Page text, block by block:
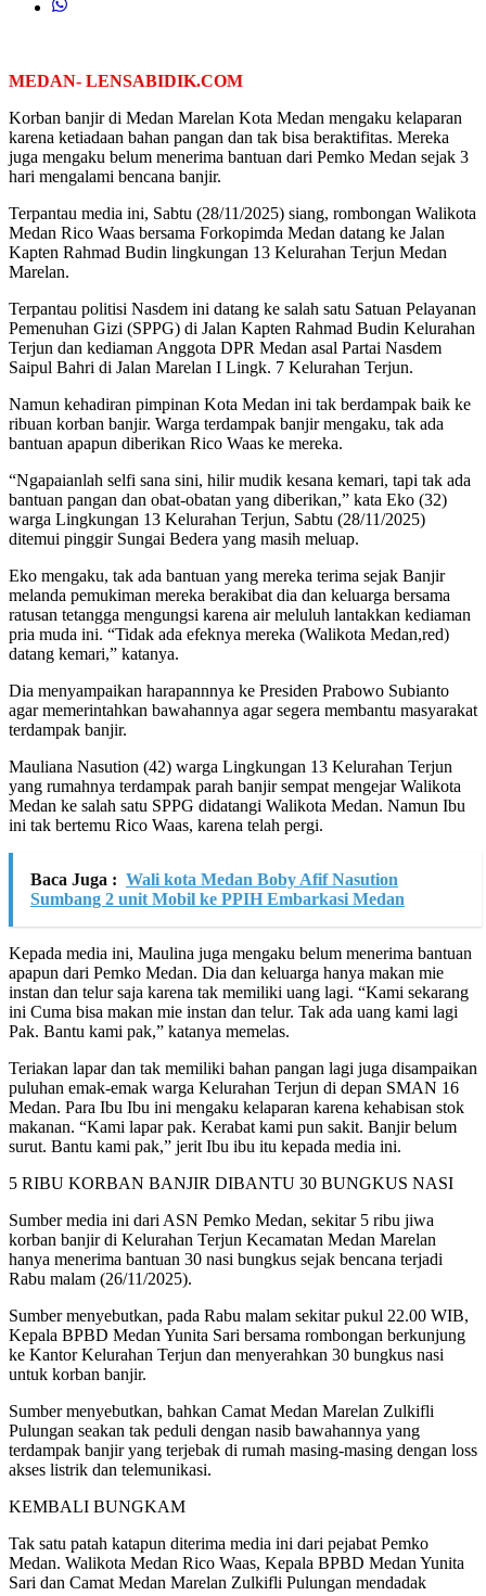
MEDAN- LENSABIDIK.COM
Korban banjir di Medan Marelan Kota Medan mengaku kelaparan
karena ketiadaan bahan pangan dan tak bisa beraktifitas. Mereka
juga mengaku belum menerima bantuan dari Pemko Medan sejak 3
hari mengalami bencana banjir.
Terpantau media ini, Sabtu (28/11/2025) siang, rombongan Walikota
Medan Rico Waas bersama Forkopimda Medan datang ke Jalan
Kapten Rahmad Budin lingkungan 13 Kelurahan Terjun Medan
Marelan.
Terpantau politisi Nasdem ini datang ke salah satu Satuan Pelayanan
Pemenuhan Gizi (SPPG) di Jalan Kapten Rahmad Budin Kelurahan
Terjun dan kediaman Anggota DPR Medan asal Partai Nasdem
Saipul Bahri di Jalan Marelan I Lingk. 7 Kelurahan Terjun.
Namun kehadiran pimpinan Kota Medan ini tak berdampak baik ke
ribuan korban banjir. Warga terdampak banjir mengaku, tak ada
bantuan apapun diberikan Rico Waas ke mereka.
“Ngapaianlah selfi sana sini, hilir mudik kesana kemari, tapi tak ada
bantuan pangan dan obat-obatan yang diberikan,” kata Eko (32)
warga Lingkungan 13 Kelurahan Terjun, Sabtu (28/11/2025)
ditemui pinggir Sungai Bedera yang masih meluap.
Eko mengaku, tak ada bantuan yang mereka terima sejak Banjir
melanda pemukiman mereka berakibat dia dan keluarga bersama
ratusan tetangga mengungsi karena air meluluh lantakkan kediaman
pria muda ini. “Tidak ada efeknya mereka (Walikota Medan,red)
datang kemari,” katanya.
Dia menyampaikan harapannnya ke Presiden Prabowo Subianto
agar memerintahkan bawahannya agar segera membantu masyarakat
terdampak banjir.
Mauliana Nasution (42) warga Lingkungan 13 Kelurahan Terjun
yang rumahnya terdampak parah banjir sempat mengejar Walikota
Medan ke salah satu SPPG didatangi Walikota Medan. Namun Ibu
ini tak bertemu Rico Waas, karena telah pergi.
Baca Juga : Wali kota Medan Boby Afif Nasution
Sumbang 2 unit Mobil ke PPIH Embarkasi Medan
Kepada media ini, Maulina juga mengaku belum menerima bantuan
apapun dari Pemko Medan. Dia dan keluarga hanya makan mie
instan dan telur saja karena tak memiliki uang lagi. “Kami sekarang
ini Cuma bisa makan mie instan dan telur. Tak ada uang kami lagi
Pak. Bantu kami pak,” katanya memelas.
Teriakan lapar dan tak memiliki bahan pangan lagi juga disampaikan
puluhan emak-emak warga Kelurahan Terjun di depan SMAN 16
Medan. Para Ibu Ibu ini mengaku kelaparan karena kehabisan stok
makanan. “Kami lapar pak. Kerabat kami pun sakit. Banjir belum
surut. Bantu kami pak,” jerit Ibu ibu itu kepada media ini.
5 RIBU KORBAN BANJIR DIBANTU 30 BUNGKUS NASI
Sumber media ini dari ASN Pemko Medan, sekitar 5 ribu jiwa
korban banjir di Kelurahan Terjun Kecamatan Medan Marelan
hanya menerima bantuan 30 nasi bungkus sejak bencana terjadi
Rabu malam (26/11/2025).
Sumber menyebutkan, pada Rabu malam sekitar pukul 22.00 WIB,
Kepala BPBD Medan Yunita Sari bersama rombongan berkunjung
ke Kantor Kelurahan Terjun dan menyerahkan 30 bungkus nasi
untuk korban banjir.
Sumber menyebutkan, bahkan Camat Medan Marelan Zulkifli
Pulungan seakan tak peduli dengan nasib bawahannya yang
terdampak banjir yang terjebak di rumah masing-masing dengan loss
akses listrik dan telemunikasi.
KEMBALI BUNGKAM
Tak satu patah katapun diterima media ini dari pejabat Pemko
Medan. Walikota Medan Rico Waas, Kepala BPBD Medan Yunita
Sari dan Camat Medan Marelan Zulkifli Pulungan mendadak